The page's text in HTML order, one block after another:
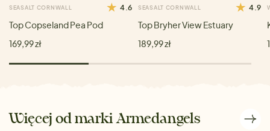
SEASALT CORNWALL 4.6
Top Copseland Pea Pod
169,99 zł
SEASALT CORNWALL 4.9
Top Bryher View Estuary
189,99 zł
Więcej od marki Armedangels